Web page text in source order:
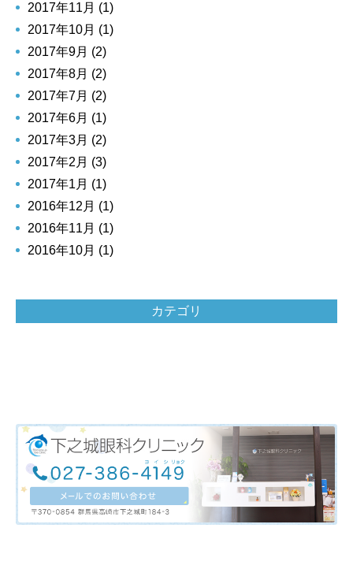
2017年11月 (1)
2017年10月 (1)
2017年9月 (2)
2017年8月 (2)
2017年7月 (2)
2017年6月 (1)
2017年3月 (2)
2017年2月 (3)
2017年1月 (1)
2016年12月 (1)
2016年11月 (1)
2016年10月 (1)
カテゴリ